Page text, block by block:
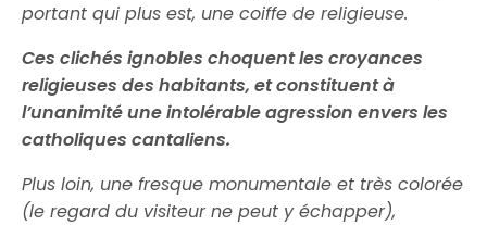
portant qui plus est, une coiffe de religieuse.
Ces clichés ignobles choquent les croyances
religieuses des habitants, et constituent à
l’unanimité une intolérable agression envers les
catholiques cantaliens.
Plus loin, une fresque monumentale et très colorée
(le regard du visiteur ne peut y échapper),